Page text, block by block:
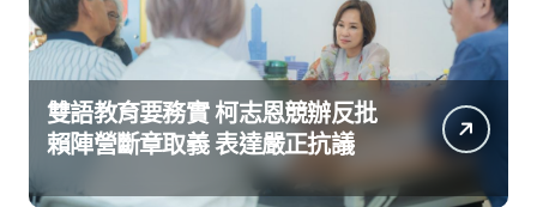
雙語教育要務實 柯志恩競辦反批
賴陣營斷章取義 表達嚴正抗議